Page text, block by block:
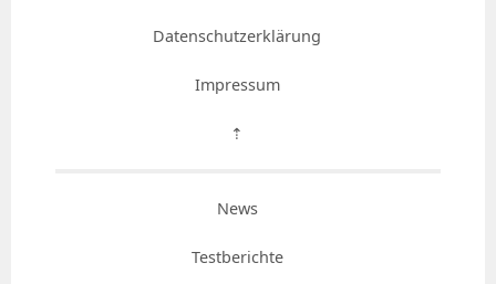
Datenschutzerklärung
Impressum
⇡
News
Testberichte